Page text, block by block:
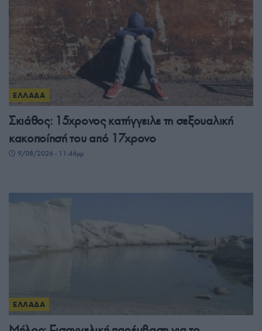
ΕΛΛΑΔΑ
Σκιάθος: 15χρονος κατήγγειλε τη σεξουαλική
κακοποίησή του από 17χρονο
9/08/2026 - 11:46μμ
ΕΛΛΑΔΑ